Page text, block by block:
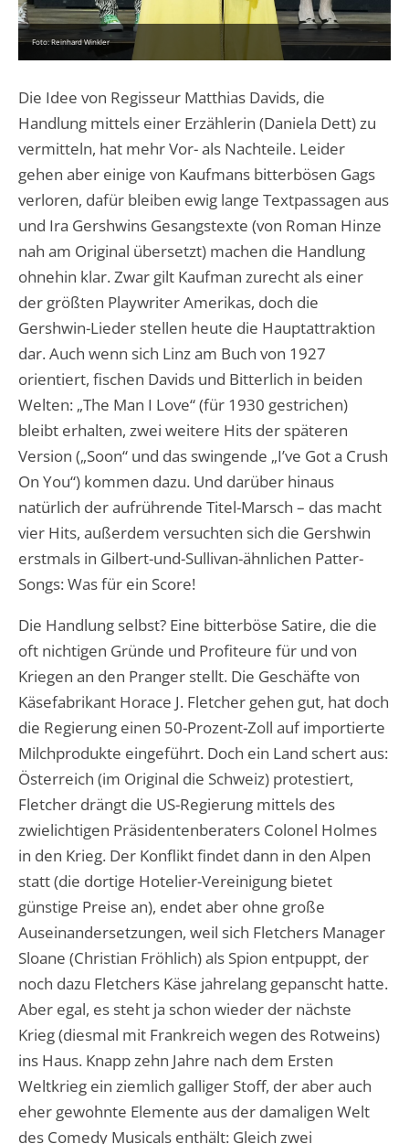
Foto: Reinhard Winkler
Die Idee von Regisseur Matthias Davids, die
Handlung mittels einer Erzählerin (Daniela Dett) zu
vermitteln, hat mehr Vor- als Nachteile. Leider
gehen aber einige von Kaufmans bitterbösen Gags
verloren, dafür bleiben ewig lange Textpassagen aus
und Ira Gershwins Gesangstexte (von Roman Hinze
nah am Original übersetzt) machen die Handlung
ohnehin klar. Zwar gilt Kaufman zurecht als einer
der größten Playwriter Amerikas, doch die
Gershwin-Lieder stellen heute die Hauptattraktion
dar. Auch wenn sich Linz am Buch von 1927
orientiert, fischen Davids und Bitterlich in beiden
Welten: „The Man I Love“ (für 1930 gestrichen)
bleibt erhalten, zwei weitere Hits der späteren
Version („Soon“ und das swingende „I’ve Got a Crush
On You“) kommen dazu. Und darüber hinaus
natürlich der aufrührende Titel-Marsch – das macht
vier Hits, außerdem versuchten sich die Gershwin
erstmals in Gilbert-und-Sullivan-ähnlichen Patter-
Songs: Was für ein Score!
Die Handlung selbst? Eine bitterböse Satire, die die
oft nichtigen Gründe und Profiteure für und von
Kriegen an den Pranger stellt. Die Geschäfte von
Käsefabrikant Horace J. Fletcher gehen gut, hat doch
die Regierung einen 50-Prozent-Zoll auf importierte
Milchprodukte eingeführt. Doch ein Land schert aus:
Österreich (im Original die Schweiz) protestiert,
Fletcher drängt die US-Regierung mittels des
zwielichtigen Präsidentenberaters Colonel Holmes
in den Krieg. Der Konflikt findet dann in den Alpen
statt (die dortige Hotelier-Vereinigung bietet
günstige Preise an), endet aber ohne große
Auseinandersetzungen, weil sich Fletchers Manager
Sloane (Christian Fröhlich) als Spion entpuppt, der
noch dazu Fletchers Käse jahrelang gepanscht hatte.
Aber egal, es steht ja schon wieder der nächste
Krieg (diesmal mit Frankreich wegen des Rotweins)
ins Haus. Knapp zehn Jahre nach dem Ersten
Weltkrieg ein ziemlich galliger Stoff, der aber auch
eher gewohnte Elemente aus der damaligen Welt
des Comedy Musicals enthält: Gleich zwei